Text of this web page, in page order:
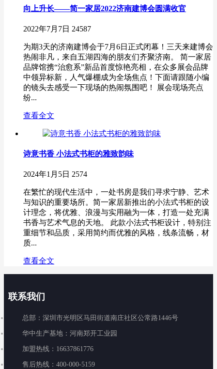
向上升长——简一家居2022济南建博会圆满收官
2022年7月7日 24587
为期3天的济南建博会于7月6日正式闭幕！三天来建博会
热闹非凡，来自五湖四海的朋友们齐聚济南。 简一家居
品牌馆携“治愈系”新品首度惊艳亮相，在众多展会品牌
中领异标新，人气爆棚成为全场焦点！下面请跟随小编
的镜头去感受一下现场的热闹氛围吧！ 展会现场亮点
纷...
查看全文
诗意书香 小法式书柜的雅致韵味
2024年1月5日 2574
在繁忙的现代生活中，一处书房是我们寻求宁静、艺术
与知识的重要场所。简一家居新推出的小法式书柜的设
计理念，将优雅、浪漫与实用融为一体，打造一处充满
书香与艺术气息的天地。 此款小法式书柜设计，特别注
重细节和品质，采用简约而优雅的风格，线条流畅，材
质...
查看全文
联系我们
总部：深圳市光明区马田街道南庄社区公常路1446号
华中生产基地：河南郑开工业园
加盟热线：16637861776
售后热线：400-000-5159